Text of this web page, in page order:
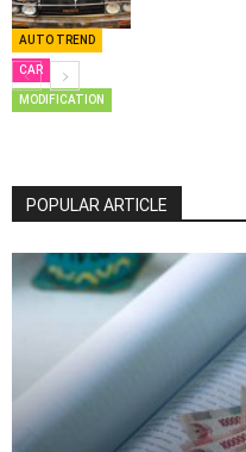
AUTO TREND
CAR
MODIFICATION
POPULAR ARTICLE